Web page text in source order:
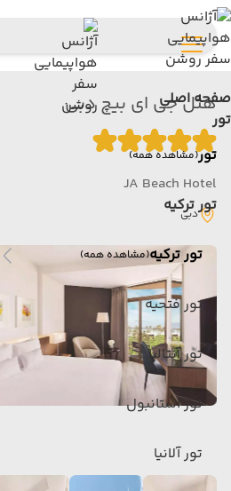
صفحه اصلی
تور
تور(مشاهده همه)
تور ترکیه
تور ترکیه(مشاهده همه)
تور فتحیه
تور آنتالیا
تور استانبول
تور آلانیا
هتل جی ای بیچ دبی
JA Beach Hotel
دبی